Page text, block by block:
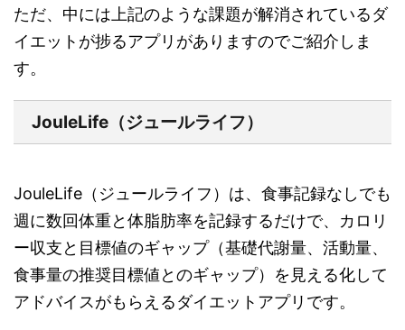
ただ、中には上記のような課題が解消されているダ
イエットが捗るアプリがありますのでご紹介しま
す。
JouleLife（ジュールライフ）
JouleLife（ジュールライフ）は、食事記録なしでも
週に数回体重と体脂肪率を記録するだけで、カロリ
ー収支と目標値のギャップ（基礎代謝量、活動量、
食事量の推奨目標値とのギャップ）を見える化して
アドバイスがもらえるダイエットアプリです。